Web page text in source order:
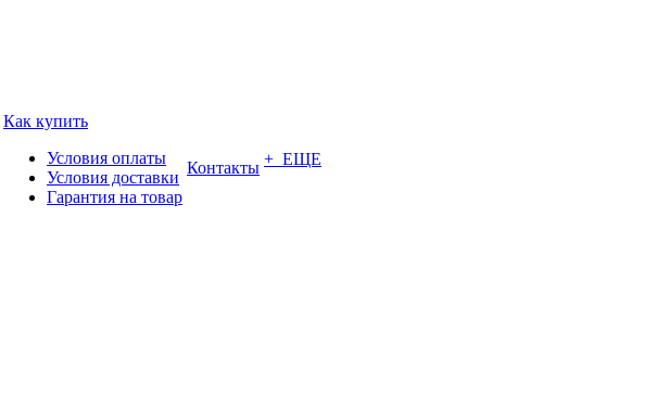
Как купить
Условия оплаты
Условия доставки
Гарантия на товар
Контакты + ЕЩЕ